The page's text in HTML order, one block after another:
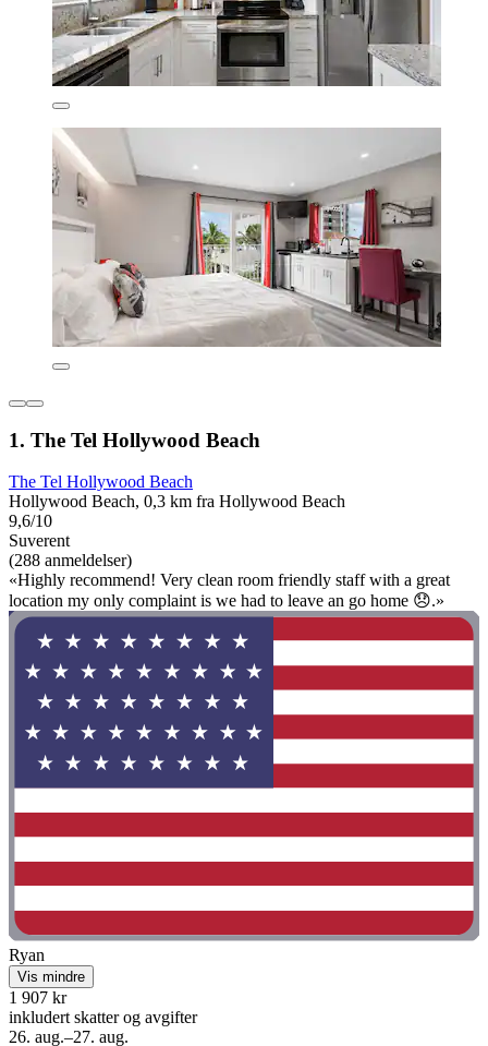
1. The Tel Hollywood Beach
The Tel Hollywood Beach
Hollywood Beach, 0,3 km fra Hollywood Beach
9,6/10
Suverent
(288 anmeldelser)
«Highly recommend! Very clean room friendly staff with a great
location my only complaint is we had to leave an go home 😞.»
Ryan
Vis mindre
1 907 kr
inkludert skatter og avgifter
26. aug.–27. aug.